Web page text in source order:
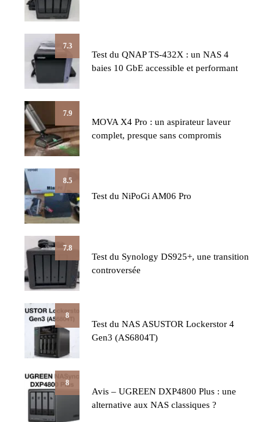
7.3
Test du QNAP TS-432X : un NAS 4
baies 10 GbE accessible et performant
7.9
MOVA X4 Pro : un aspirateur laveur
complet, presque sans compromis
8.5
Test du NiPoGi AM06 Pro
7.8
Test du Synology DS925+, une transition
controversée
8
Test du NAS ASUSTOR Lockerstor 4
Gen3 (AS6804T)
8
Avis – UGREEN DXP4800 Plus : une
alternative aux NAS classiques ?